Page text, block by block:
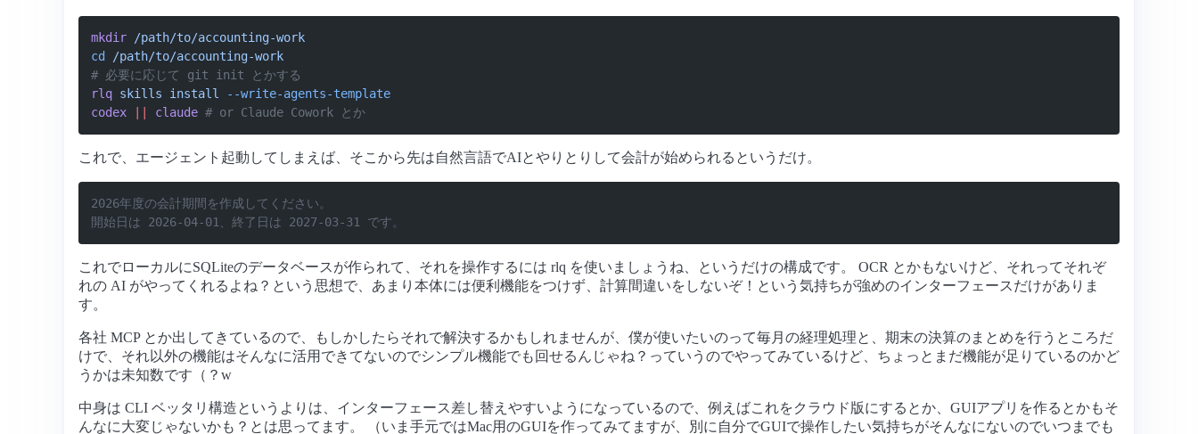
mkdir /path/to/accounting-work
cd
/path/to/accounting-work
# 必要に応じて git init とかする
rlq skills install
--write-agents-template
codex
claude # or Claude Cowork とか
これで、エージェント起動してしまえば、そこから先は自然言語でAIとやりとりして会計が始められるというだけ。
2026年度の会計期間を作成してください。
開始日は 2026-04-01、終了日は 2027-03-31 です。
これでローカルにSQLiteのデータベースが作られて、それを操作するには rlq を使いましょうね、というだけの構成です。 OCR とかもないけど、それってそれぞ
れの AI がやってくれるよね？という思想で、あまり本体には便利機能をつけず、計算間違いをしないぞ！という気持ちが強めのインターフェースだけがありま
す。
各社 MCP とか出してきているので、もしかしたらそれで解決するかもしれませんが、僕が使いたいのって毎月の経理処理と、期末の決算のまとめを行うところだ
けで、それ以外の機能はそんなに活用できてないのでシンプル機能でも回せるんじゃね？っていうのでやってみているけど、ちょっとまだ機能が足りているのかど
うかは未知数です（？w
中身は CLI ベッタリ構造というよりは、インターフェース差し替えやすいようになっているので、例えばこれをクラウド版にするとか、GUIアプリを作るとかもそ
んなに大変じゃないかも？とは思ってます。 （いま手元ではMac用のGUIを作ってみてますが、別に自分でGUIで操作したい気持ちがそんなにないのでいつまでも